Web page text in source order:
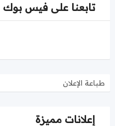
تابعنا على فيس بوك
طباعة الإعلان
إعلانات مميزة